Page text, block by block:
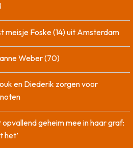
meisje Foske (14) uit Amsterdam
Weber (70)
en Diederik zorgen voor
geheim mee in haar graf:
het’